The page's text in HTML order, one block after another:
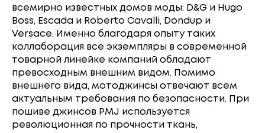
всемирно известных домов моды: D&G и Hugo
Boss, Escada и Roberto Cavalli, Dondup и
Versace. Именно благодаря опыту таких
коллаборация все экземпляры в современной
товарной линейке компаний обладают
превосходным внешним видом. Помимо
внешнего вида, мотоджинсы отвечают всем
актуальным требования по безопасности. При
пошиве джинсов PMJ используется
революционная по прочности ткань,